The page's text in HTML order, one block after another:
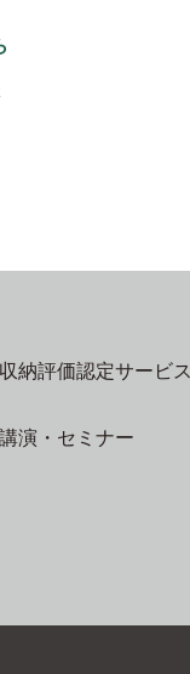
収納評価認定サービス
講演・セミナー